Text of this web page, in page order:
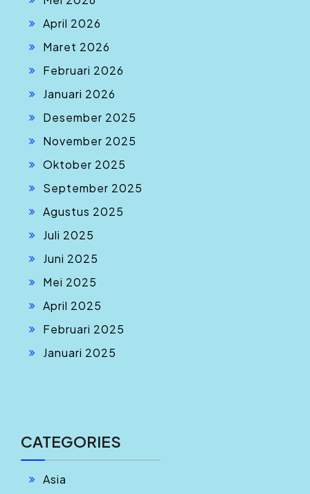
April 2026
Maret 2026
Februari 2026
Januari 2026
Desember 2025
November 2025
Oktober 2025
September 2025
Agustus 2025
Juli 2025
Juni 2025
Mei 2025
April 2025
Februari 2025
Januari 2025
CATEGORIES
Asia